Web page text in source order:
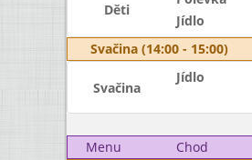
Děti
Jídlo
Svačina (14:00 - 15:00)
Svačina
Jídlo
Menu
Chod